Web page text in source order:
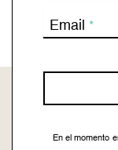
Email *
En el momento